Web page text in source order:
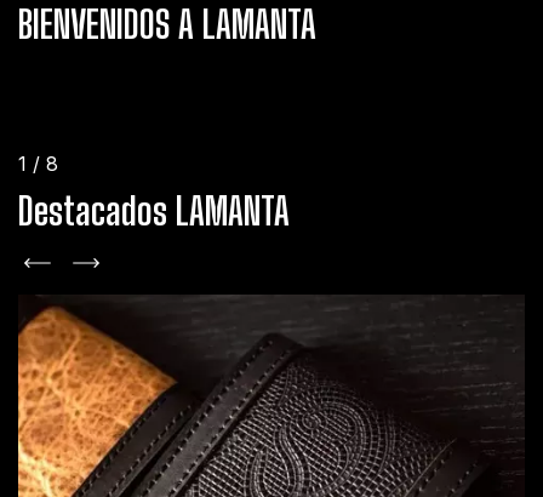
BIENVENIDOS A LAMANTA
1 / 8
Destacados LAMANTA